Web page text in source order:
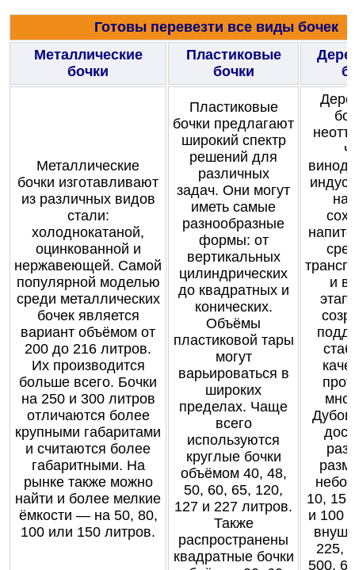
Готовы перевезти все виды бочек
Металлические
бочки
Пластиковые
бочки
Металлические
бочки изготавливают
из различных видов
стали:
холоднокатаной,
оцинкованной и
нержавеющей. Самой
популярной моделью
среди металлических
бочек является
вариант объёмом от
200 до 216 литров.
Их производится
больше всего. Бочки
на 250 и 300 литров
отличаются более
крупными габаритами
и считаются более
габаритными. На
рынке также можно
найти и более мелкие
ёмкости — на 50, 80,
100 или 150 литров.
Пластиковые
бочки предлагают
широкий спектр
решений для
различных
задач. Они могут
иметь самые
разнообразные
формы: от
вертикальных
цилиндрических
до квадратных и
конических.
Объёмы
пластиковой тары
могут
варьироваться в
широких
пределах. Чаще
всего
используются
круглые бочки
объёмом 40, 48,
50, 60, 65, 120,
127 и 227 литров.
Также
распространены
квадратные бочки
и
10, 15,
и 100
225,
500,